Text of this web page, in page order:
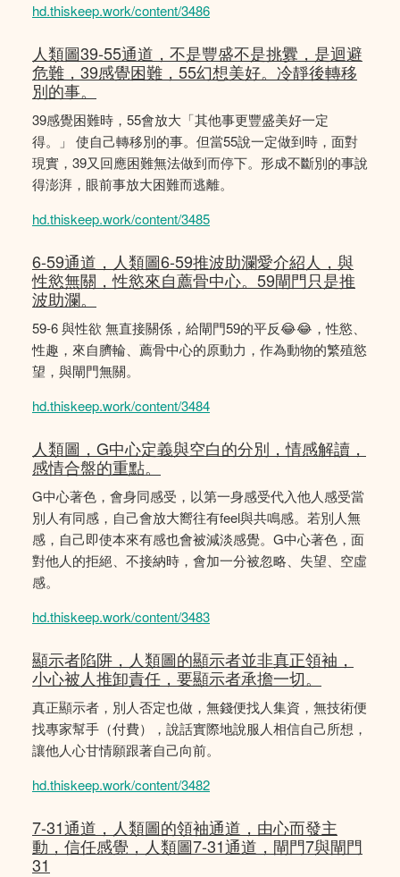
hd.thiskeep.work/content/3486
人類圖39-55通道，不是豐盛不是挑釁，是迴避
危難，39感覺困難，55幻想美好。冷靜後轉移
別的事。
39感覺困難時，55會放大「其他事更豐盛美好一定
得。」 使自己轉移別的事。但當55說一定做到時，面對
現實，39又回應困難無法做到而停下。形成不斷別的事說
得澎湃，眼前事放大困難而逃離。
hd.thiskeep.work/content/3485
6-59通道，人類圖6-59推波助瀾愛介紹人，與
性慾無關，性慾來自薦骨中心。59閘門只是推
波助瀾。
59-6 與性欲 無直接關係，給閘門59的平反😂😂，性慾、
性趣，來自臍輪、薦骨中心的原動力，作為動物的繁殖慾
望，與閘門無關。
hd.thiskeep.work/content/3484
人類圖，G中心定義與空白的分別，情感解讀，
感情合盤的重點。
G中心著色，會身同感受，以第一身感受代入他人感受當
別人有同感，自己會放大嚮往有feel與共鳴感。若別人無
感，自己即使本來有感也會被減淡感覺。G中心著色，面
對他人的拒絕、不接納時，會加一分被忽略、失望、空虛
感。
hd.thiskeep.work/content/3483
顯示者陷阱，人類圖的顯示者並非真正領袖，
小心被人推卸責任，要顯示者承擔一切。
真正顯示者，別人否定也做，無錢便找人集資，無技術便
找專家幫手（付費），說話實際地說服人相信自己所想，
讓他人心甘情願跟著自己向前。
hd.thiskeep.work/content/3482
7-31通道，人類圖的領袖通道，由心而發主
動，信任感覺，人類圖7-31通道，閘門7與閘門
31